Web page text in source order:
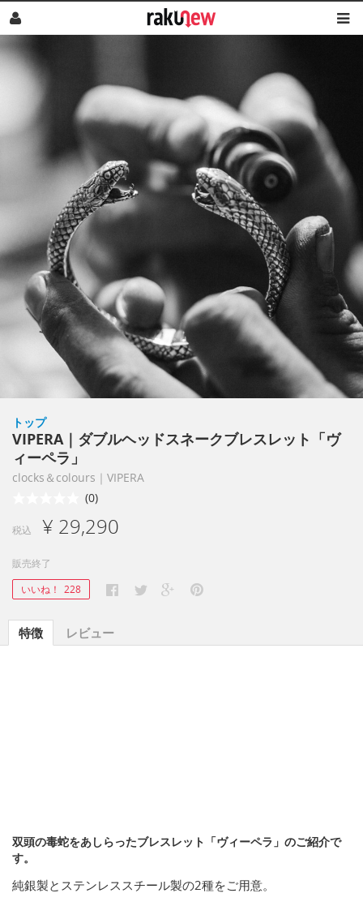
トップ
VIPERA｜ダブルヘッドスネークブレスレット「ヴ
ィーペラ」
clocks＆colours｜VIPERA
(0)
税込 ¥ 29,290
販売終了
いいね！ 228
特徴 レビュー
双頭の毒蛇をあしらったブレスレット「ヴィーペラ」のご紹介で
す。
純銀製とステンレススチール製の2種をご用意。